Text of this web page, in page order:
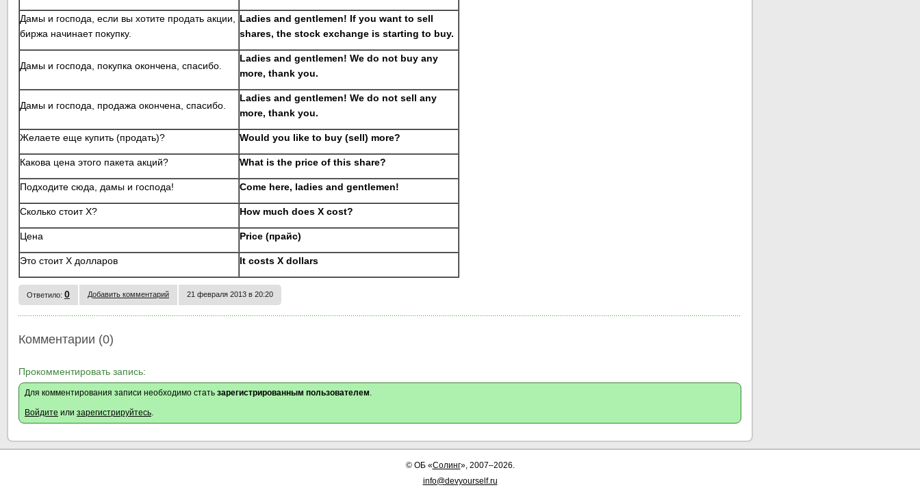
Дамы и господа, eсли вы хотите продать акции,
биржа начинает покупку.
Ladies and gentlemen! If you want to sell
shares, the stock exchange is starting to buy.
Дамы и господа, покупка окончена, спасибо.
Ladies and gentlemen! We do not buy any
more, thank you.
Дамы и господа, продажа окончена, спасибо.
Ladies and gentlemen! We do not sell any
more, thank you.
Желаете еще купить (продать)? Would you like to buy (sell) more?
Какова цена этого пакета акций? What is the price of this share?
Подходите сюда, дамы и господа! Come here, ladies and gentlemen!
Сколько стоит Х? How much does X cost?
Цена Price (прайс)
Это стоит Х долларов It costs X dollars
Ответило: 0 Добавить комментарий 21 февраля 2013 в 20:20
Комментарии (0)
Прокомментировать запись:
Для комментирования записи необходимо стать зарегистрированным пользователем.
Войдите или зарегистрируйтесь.
©ОБ «Солинг», 2007–2026.
info@devyourself.ru